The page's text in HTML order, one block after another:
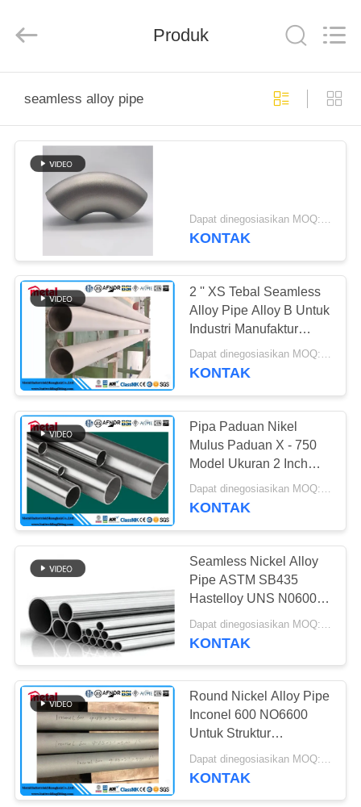
PRODUK
TENTANG
KAMI
TUR
PABRIK
KONTROL
KUALITAS
HUBUNGI
KAMI
BERITA
KASUS
SITEMAP
PRIVACY
POLICY
CHINA.
Produk
seamless alloy pipe
Dapat dinegosiasikan MOQ:Satu potong
KONTAK
2 '' XS Tebal Seamless
Alloy Pipe Alloy B Untuk
Industri Manufaktur
Kimia
Dapat dinegosiasikan MOQ:500KG
KONTAK
Pipa Paduan Nikel
Mulus Paduan X - 750
Model Ukuran 2 Inch
Untuk Koneksi
Dapat dinegosiasikan MOQ:500KG
KONTAK
Seamless Nickel Alloy
Pipe ASTM SB435
Hastelloy UNS N06002
6 Inch Sch80
KONTAK
Round Nickel Alloy Pipe
Inconel 600 NO6600
Untuk Struktur
Konstruksi
Dapat dinegosiasikan MOQ:500KG
KONTAK